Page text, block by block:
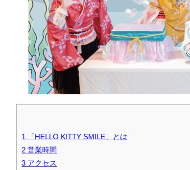
1 「HELLO KITTY SMILE」とは
2 営業時間
3 アクセス